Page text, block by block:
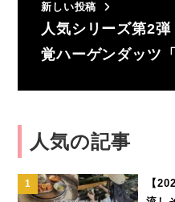
新しい投稿
人気シリーズ第2
覚ハーゲンダッツ
人気の記事
【